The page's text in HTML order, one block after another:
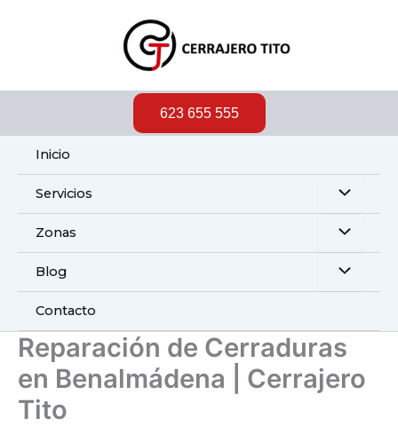
623 655 555
Inicio
Servicios
Zonas
Blog
Contacto
Reparación de Cerraduras
en Benalmádena | Cerrajero
Tito